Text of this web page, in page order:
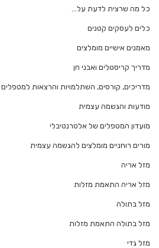
כל מה שרצית לדעת על…
כלים לעסקים קטנים
מאמנים אישיים מומלצים
מדריך קריסטלים ואבני חן
מדריכים, קורסים, השתלמויות והרצאות למטפלים
מודעות והגשמה עצמית
מועדון המטפלים של אלטרנטיבלי
מורים רוחניים מומלצים להגשמה עצמית
מזל אריה
מזל אריה התאמת מזלות
מזל בתולה
מזל בתולה התאמת מזלות
מזל גדי